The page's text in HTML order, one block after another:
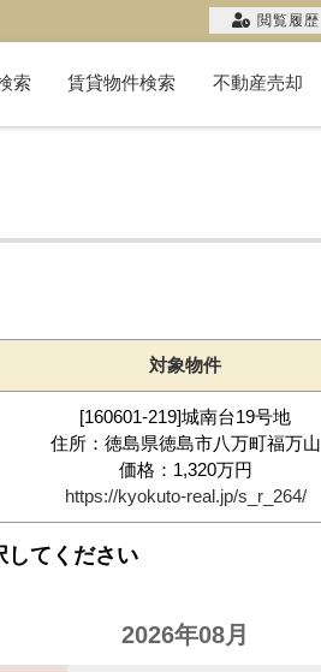
索 賃貸物件検索 不動産売却
対象物件
[160601-219]城南台19号地
住所：徳島県徳島市八万町福万山
価格：1,320万円
https://kyokuto-real.jp/s_r_264/
してください
2026年08月
閲覧履歴